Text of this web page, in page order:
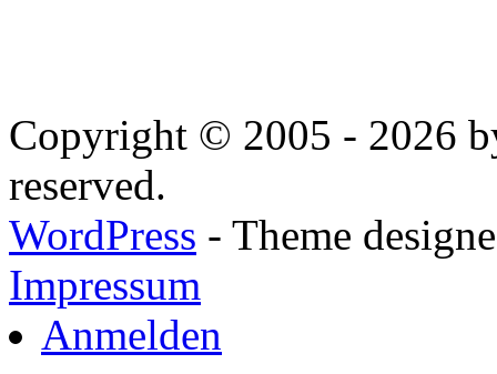
Copyright © 2005 - 2026
reserved.
WordPress - Theme
Impressum
Anmelden